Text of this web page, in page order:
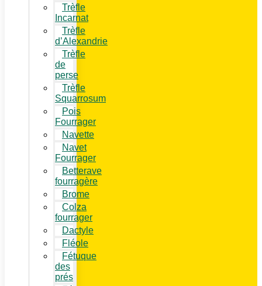
Trèfle
Incarnat
Trèfle
d’Alexandrie
Trèfle
de
perse
Trèfle
Squarrosum
Pois
Fourrager
Navette
Navet
Fourrager
Betterave
fourragère
Brome
Colza
fourrager
Dactyle
Fléole
Fétuque
des
prés